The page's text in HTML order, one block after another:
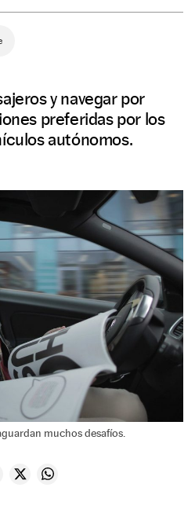
y navegar por
preferidas por los
autónomos.
muchos desafíos.